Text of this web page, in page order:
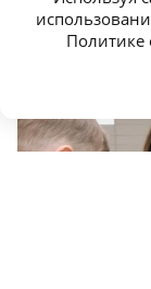
Политике